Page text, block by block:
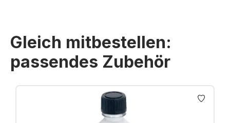
Gleich mitbestellen:
passendes Zubehör
Produktgalerie überspringen